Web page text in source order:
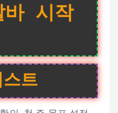
바 시작
트